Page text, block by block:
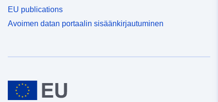
EU publications
Avoimen datan portaalin sisäänkirjautuminen